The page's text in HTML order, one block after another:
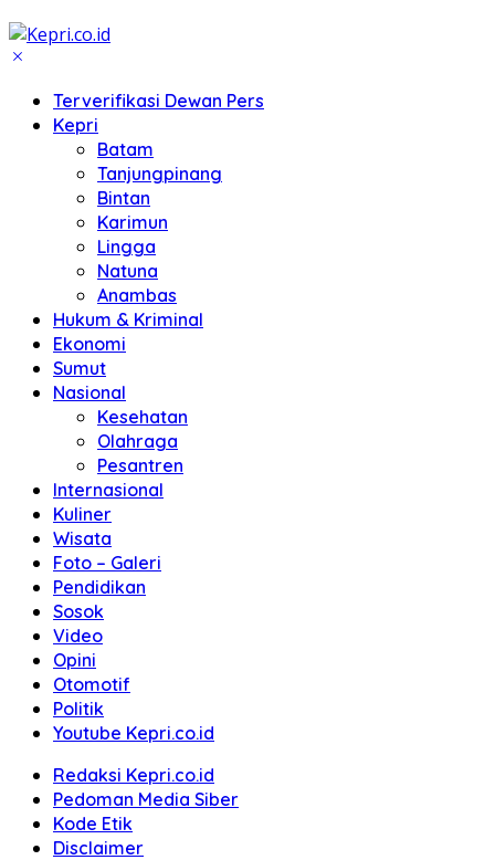
Terverifikasi Dewan Pers
Kepri
Batam
Tanjungpinang
Bintan
Karimun
Lingga
Natuna
Anambas
Hukum & Kriminal
Ekonomi
Sumut
Nasional
Kesehatan
Olahraga
Pesantren
Internasional
Kuliner
Wisata
Foto – Galeri
Pendidikan
Sosok
Video
Opini
Otomotif
Politik
Youtube Kepri.co.id
Redaksi Kepri.co.id
Pedoman Media Siber
Kode Etik
Disclaimer